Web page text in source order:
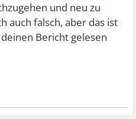
und neu zu
auch falsch, aber das ist
Bericht gelesen